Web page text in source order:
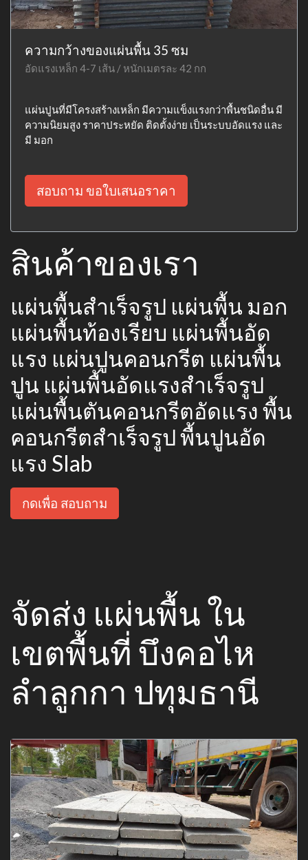
ความกว้างของแผ่นพื้น 35 ซม
อัดแรงเหล็ก 4-7 เส้น / หนักเมตรละ 42 กก
แผ่นปูนที่มีโครงสร้างเหล็ก มีความแข็งแรงกว่าพื้นชนิดอื่น มี
ความนิยมสูง ราคาประหยัด ติดตั้งง่าย เป็นระบบอัดแรง และ
มี มอก
สอบถาม ขอใบเสนอราคา
สินค้าของเรา
แผ่นพื้นสำเร็จรูป แผ่นพื้น มอก
แผ่นพื้นท้องเรียบ แผ่นพื้นอัด
แรง แผ่นปูนคอนกรีต แผ่นพื้น
ปูน แผ่นพื้นอัดแรงสำเร็จรูป
แผ่นพื้นตันคอนกรีตอัดแรง พื้น
คอนกรีตสำเร็จรูป พื้นปูนอัด
แรง Slab
กดเพื่อ สอบถาม
จัดส่ง แผ่นพื้น ใน
เขตพื้นที่ บึงคอไห
ลำลูกกา ปทุมธานี